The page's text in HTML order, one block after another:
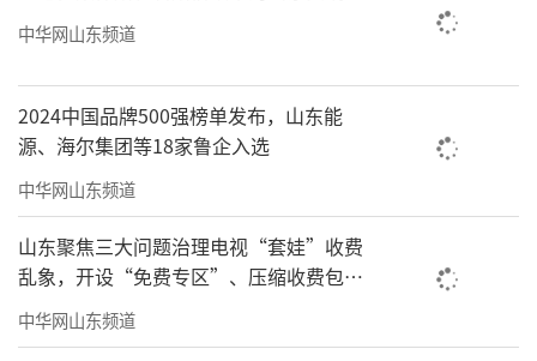
还能将现场工作影像存档
中华网山东频道
2024中国品牌500强榜单发布，山东能
源、海尔集团等18家鲁企入选
中华网山东频道
山东聚焦三大问题治理电视“套娃”收费
乱象，开设“免费专区”、压缩收费包比
例70%以上
中华网山东频道